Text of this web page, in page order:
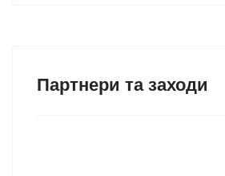
Партнери та заходи